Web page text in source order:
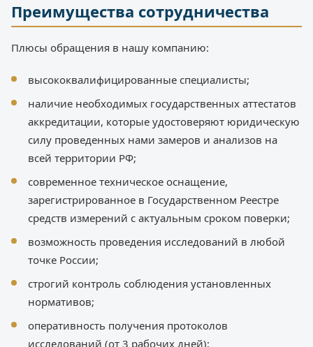
Преимущества сотрудничества
Плюсы обращения в нашу компанию:
высококвалифицированные специалисты;
наличие необходимых государственных аттестатов
аккредитации, которые удостоверяют юридическую
силу проведенных нами замеров и анализов на
всей территории РФ;
современное техническое оснащение,
зарегистрированное в Государственном Реестре
средств измерений с актуальным сроком поверки;
возможность проведения исследований в любой
точке России;
строгий контроль соблюдения установленных
нормативов;
оперативность получения протоколов
исследований (от 3 рабочих дней);